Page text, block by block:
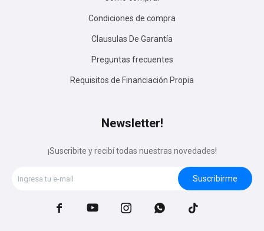
Condiciones de compra
Clausulas De Garantía
Preguntas frecuentes
Requisitos de Financiación Propia
Newsletter!
¡Suscribite y recibí todas nuestras novedades!
Suscribirme
    